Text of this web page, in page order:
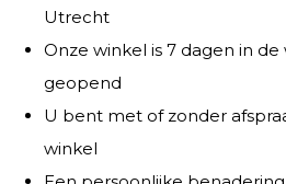
Utrecht
Onze winkel is 7 dagen in
geopend
U bent met of zonder
winkel